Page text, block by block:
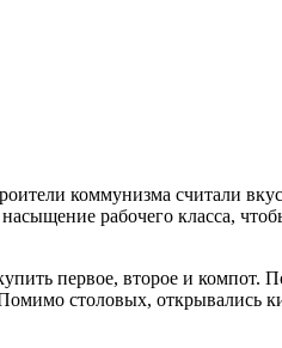
коммунизма считали
рабочего класса,
первое, второе и компот.
столовых, открывались